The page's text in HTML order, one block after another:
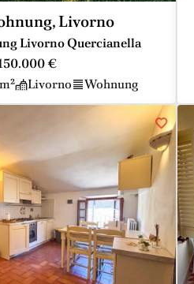
Livorno
Livorno Quercianella
€
Livorno Wohnung